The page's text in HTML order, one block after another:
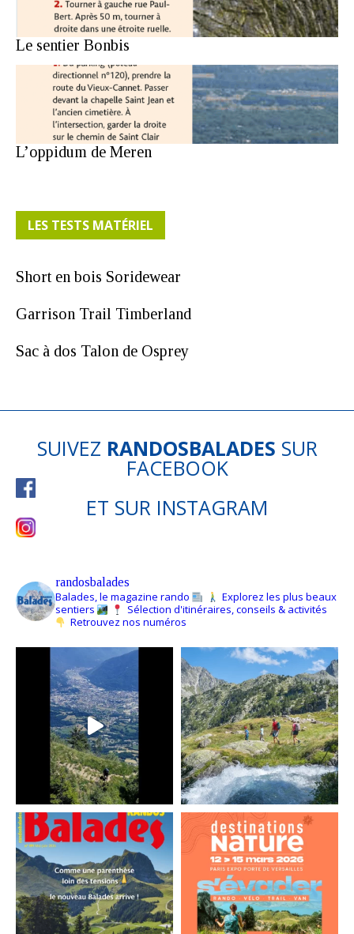
Le sentier Bonbis
L’oppidum de Meren
LES TESTS MATÉRIEL
Short en bois Soridewear
Garrison Trail Timberland
Sac à dos Talon de Osprey
SUIVEZ RANDOSBALADES SUR
FACEBOOK
ET SUR INSTAGRAM
randosbalades
Balades, le magazine rando
Explorez les plus beaux
sentiers
Sélection d'itinéraires, conseils & activités
Retrouvez nos numéros